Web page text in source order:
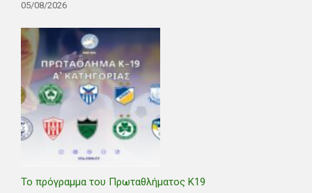
05/08/2026
Το πρόγραμμα του Πρωταθλήματος Κ19